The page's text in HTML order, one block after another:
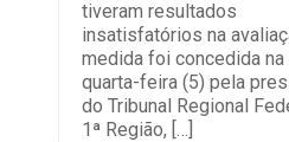
tiveram resultados
insatisfatórios na
medida foi concedida na
quarta-feira (5) pela
do Tribunal Regional
1ª Região, […]